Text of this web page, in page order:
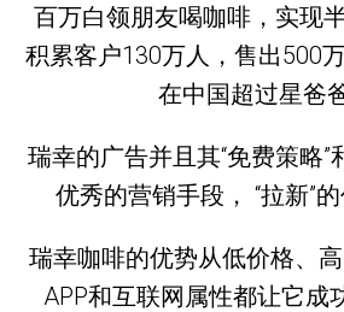
百万白领朋友喝咖啡，实现
积累客户130万人，售出500
在中国超过星爸
瑞幸的广告并且其“免费策略”
优秀的营销手段， “拉新”的
瑞幸咖啡的优势从低价格、
APP和互联网属性都让它成